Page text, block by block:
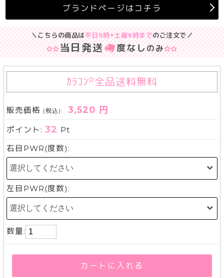
ブランドページはコチラ
＼こちらの商品は平日9時+土曜9時までのご注文で／
当日発送 度なし のみ
ｶﾗｺﾝ 全品送料無料
販売価格 (税込): 3,520 円
ポイント:32 Pt
右目PWR(度数):
左目PWR(度数):
数量:
カートに入れる